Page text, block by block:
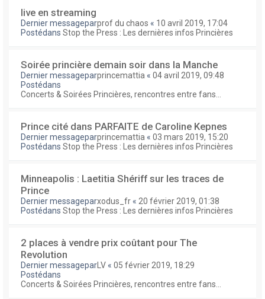
live en streaming
Dernier messageparprof du chaos « 10 avril 2019, 17:04
Postédans Stop the Press : Les dernières infos Princières
Soirée princière demain soir dans la Manche
Dernier messageparprincemattia « 04 avril 2019, 09:48
Postédans
Concerts & Soirées Princières, rencontres entre fans...
Prince cité dans PARFAITE de Caroline Kepnes
Dernier messageparprincemattia « 03 mars 2019, 15:20
Postédans Stop the Press : Les dernières infos Princières
Minneapolis : Laetitia Shériff sur les traces de
Prince
Dernier messageparxodus_fr « 20 février 2019, 01:38
Postédans Stop the Press : Les dernières infos Princières
2 places à vendre prix coûtant pour The
Revolution
Dernier messagepar LV « 05 février 2019, 18:29
Postédans
Concerts & Soirées Princières, rencontres entre fans...